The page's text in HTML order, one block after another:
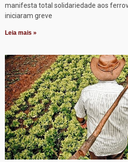
manifesta total solidariedade aos
iniciaram greve
Leia mais »